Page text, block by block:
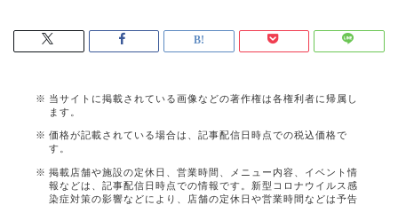
当サイトに掲載されている画像などの著作権は各権利者に帰属し
ます。
価格が記載されている場合は、記事配信日時点での税込価格で
す。
掲載店舗や施設の定休日、営業時間、メニュー内容、イベント情
報などは、記事配信日時点での情報です。新型コロナウイルス感
染症対策の影響などにより、店舗の定休日や営業時間などは予告